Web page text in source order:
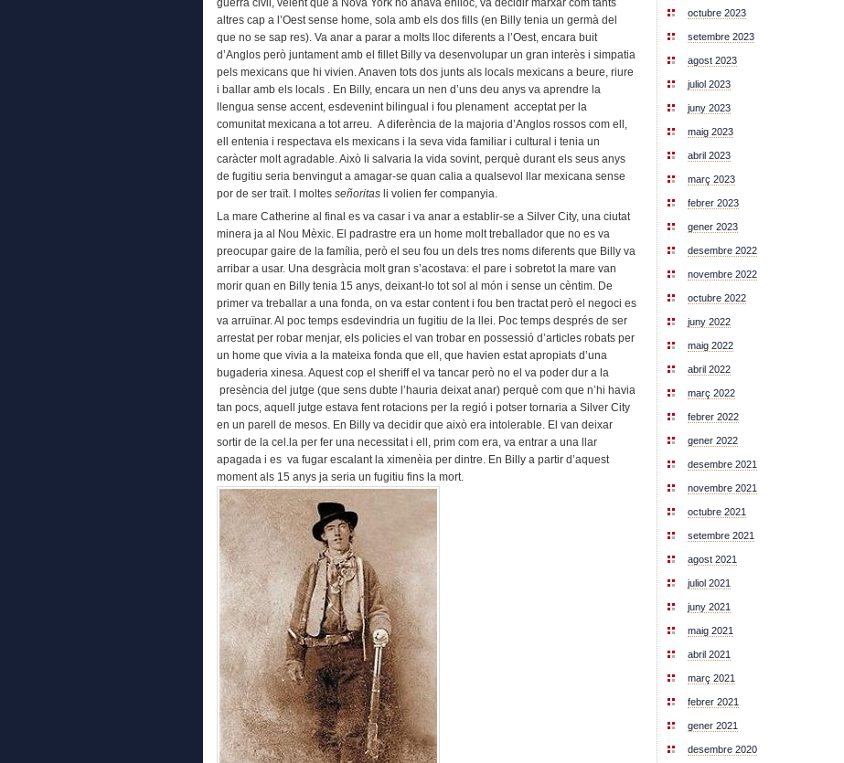
guerra civil, veient que a Nova York no anava enlloc, va decidir marxar com tants
altres cap a l’Oest sense home, sola amb els dos fills (en Billy tenia un germà del
que no se sap res). Va anar a parar a molts lloc diferents a l’Oest, encara buit
d’Anglos però juntament amb el fillet Billy va desenvolupar un gran interès i simpatia
pels mexicans que hi vivien. Anaven tots dos junts als locals mexicans a beure, riure
i ballar amb els locals . En Billy, encara un nen d’uns deu anys va aprendre la
llengua sense accent, esdevenint bilingual i fou plenament acceptat per la
comunitat mexicana a tot arreu. A diferència de la majoria d’Anglos rossos com ell,
ell entenia i respectava els mexicans i la seva vida familiar i cultural i tenia un
caràcter molt agradable. Això li salvaria la vida sovint, perquè durant els seus anys
de fugitiu seria benvingut a amagar-se quan calia a qualsevol llar mexicana sense
por de ser traït. I moltes señoritas li volien fer companyia.
La mare Catherine al final es va casar i va anar a establir-se a Silver City, una ciutat
minera ja al Nou Mèxic. El padrastre era un home molt treballador que no es va
preocupar gaire de la família, però el seu fou un dels tres noms diferents que Billy va
arribar a usar. Una desgràcia molt gran s’acostava: el pare i sobretot la mare van
morir quan en Billy tenia 15 anys, deixant-lo tot sol al món i sense un cèntim. De
primer va treballar a una fonda, on va estar content i fou ben tractat però el negoci es
va arruïnar. Al poc temps esdevindria un fugitiu de la llei. Poc temps després de ser
arrestat per robar menjar, els policies el van trobar en possessió d’articles robats per
un home que vivia a la mateixa fonda que ell, que havien estat apropiats d’una
bugaderia xinesa. Aquest cop el sheriff el va tancar però no el va poder dur a la
presència del jutge (que sens dubte l’hauria deixat anar) perquè com que n’hi havia
tan pocs, aquell jutge estava fent rotacions per la regió i potser tornaria a Silver City
en un parell de mesos. En Billy va decidir que això era intolerable. El van deixar
sortir de la cel.la per fer una necessitat i ell, prim com era, va entrar a una llar
apagada i es va fugar escalant la ximenèia per dintre. En Billy a partir d’aquest
moment als 15 anys ja seria un fugitiu fins la mort.
octubre 2023
setembre 2023
agost 2023
juliol 2023
juny 2023
maig 2023
abril 2023
març 2023
febrer 2023
gener 2023
desembre 2022
novembre 2022
octubre 2022
juny 2022
maig 2022
abril 2022
març 2022
febrer 2022
gener 2022
desembre 2021
novembre 2021
octubre 2021
setembre 2021
agost 2021
juliol 2021
juny 2021
maig 2021
abril 2021
març 2021
febrer 2021
gener 2021
desembre 2020